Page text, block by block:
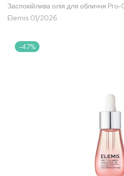
Content
Заспокійлива олія для обличчя
Elemis 01/2026
-47%
Перейти